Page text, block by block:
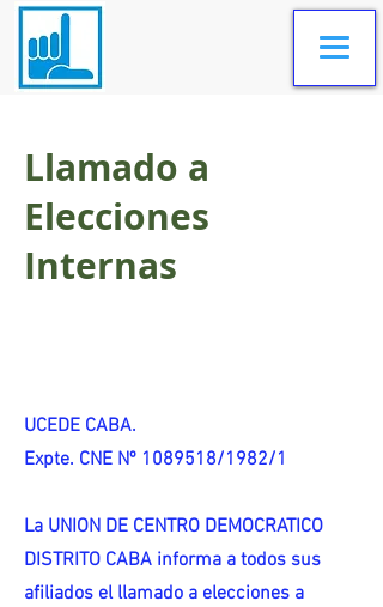
Llamado a
Elecciones
Internas
UCEDE CABA.
Expte. CNE Nº 1089518/1982/1
La UNION DE CENTRO DEMOCRATICO
DISTRITO CABA informa a todos sus
afiliados el llamado a elecciones a